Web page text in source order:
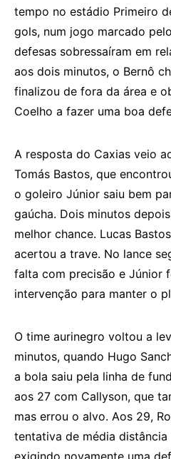
tempo no estádio Primeiro
gols, num jogo marcado
defesas sobressaíram em
aos dois minutos, o Bernô
finalizou de fora da área e
Coelho a fazer uma boa
A resposta do Caxias veio
Tomás Bastos, que
o goleiro Júnior saiu bem
gaúcha. Dois minutos
melhor chance. Lucas
acertou a trave. No lance
falta com precisão e Júnior
intervenção para manter o
O time aurinegro voltou a
minutos, quando Hugo
a bola saiu pela linha de
aos 27 com Callyson, que
mas errou o alvo. Aos 29,
tentativa de média distância
exigindo novamente uma